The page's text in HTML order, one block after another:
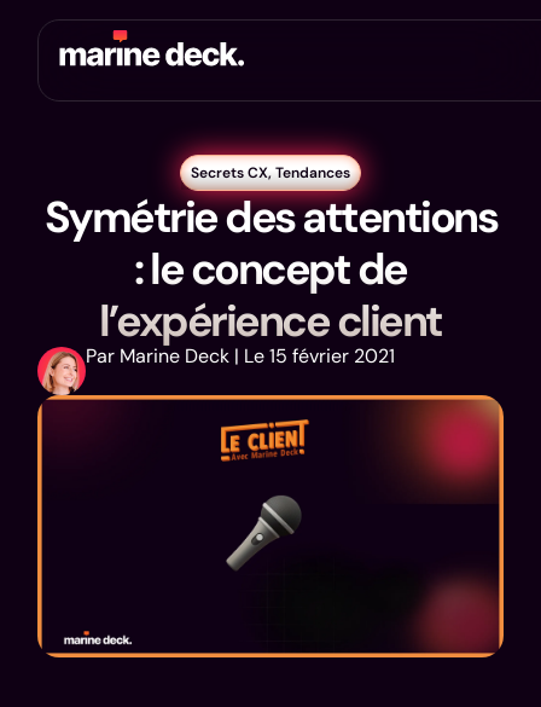
Secrets CX,Tendances
Symétrie des attentions
: le concept de
l’expérience client
Par Marine Deck | Le 15 février 2021